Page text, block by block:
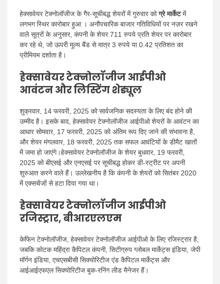
हेक्सावेयर टेक्नोलॉजीज के गैर-सूचीबद्ध शेयरों में गुरुवार कोग्रे मार्केटमें
लगभग स्थिर कारोबार हुआ । अनौपचारिक बाजार गतिविधियों पर नज़र रखने
वाले सूत्रों के अनुसार, कंपनी के शेयर 711 रुपये प्रति शेयर पर कारोबार
कर रहे थे, जो ऊपरी मूल्य बैंड से मात्र 3 रुपये या 0.42 प्रतिशत का
प्रीमियम दर्शाता है।
हेक्सावेयर टेक्नोलॉजीज आईपीओ
आवंटन और लिस्टिंग शेड्यूल
शुक्रवार, 14 फरवरी, 2025 को सार्वजनिक सदस्यता के लिए बंद होने की
उम्मीद है। इसके बाद, हेक्सावेयर टेक्नोलॉजीज आईपीओ शेयरों के आवंटन का
आधार सोमवार, 17 फरवरी, 2025 को अंतिम रूप दिए जाने की संभावना है,
और शेयर मंगलवार, 18 फरवरी, 2025 तक सफल आवंटियों के डीमैट खातों
में जमा हो जाएंगे।हेक्सावेयर टेक्नोलॉजीज के शेयर बुधवार, 19 फरवरी,
2025 को बीएसई और एनएसई पर सूचीबद्ध होकर डी-स्ट्रीट पर अपनी
शुरुआत करने वाले हैं। उल्लेखनीय है कि कंपनी के शेयरों को सितंबर 2020
में एक्सचेंजों से हटा दिया गया था।
हेक्सावेयर टेक्नोलॉजीज आईपीओ
रजिस्ट्रार, बीआरएलएम
केफिन टेक्नोलॉजीज, हेक्सावेयर टेक्नोलॉजीज आईपीओ के लिए रजिस्ट्रार है,
जबकि कोटक महिंद्रा कैपिटल कंपनी, सिटीग्रुप ग्लोबल मार्केट्स इंडिया, जेपी
मॉर्गन इंडिया, एचएसबीसी सिक्योरिटीज एंड कैपिटल मार्केट्स और
आईआईएफएल सिक्योरिटीज बुक-रनिंग लीड मैनेजर हैं।